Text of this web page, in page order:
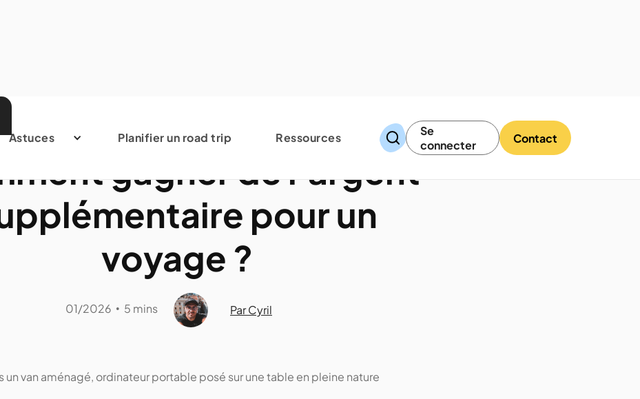
Astuces Planifier un road trip Ressources
Se
connecter
Contact
gagner de l'argent
pour un
voyage ?
01/2026 • 5 mins Par Cyril